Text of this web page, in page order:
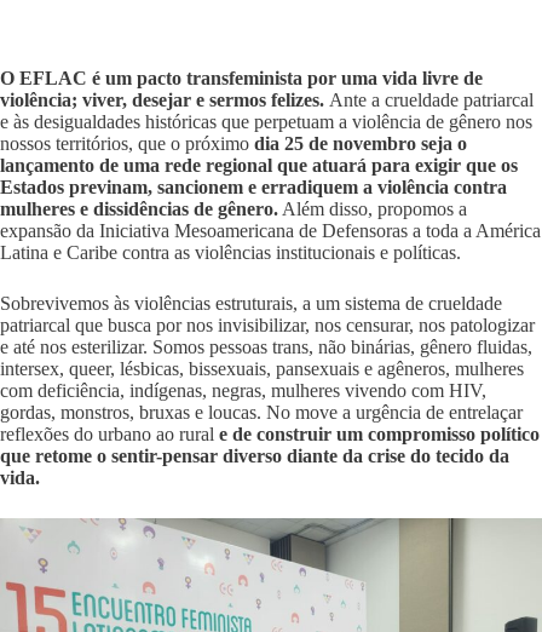
O EFLAC é um pacto transfeminista por uma vida livre de
violência; viver, desejar e sermos felizes. Ante a crueldade patriarcal
e às desigualdades históricas que perpetuam a violência de gênero nos
nossos territórios, que o próximo dia 25 de novembro seja o
lançamento de uma rede regional que atuará para exigir que os
Estados previnam, sancionem e erradiquem a violência contra
mulheres e dissidências de gênero. Além disso, propomos a
expansão da Iniciativa Mesoamericana de Defensoras a toda a América
Latina e Caribe contra as violências institucionais e políticas.
Sobrevivemos às violências estruturais, a um sistema de crueldade
patriarcal que busca por nos invisibilizar, nos censurar, nos patologizar
e até nos esterilizar. Somos pessoas trans, não binárias, gênero fluidas,
intersex, queer, lésbicas, bissexuais, pansexuais e agêneros, mulheres
com deficiência, indígenas, negras, mulheres vivendo com HIV,
gordas, monstros, bruxas e loucas. No move a urgência de entrelaçar
reflexões do urbano ao rural e de construir um compromisso político
que retome o sentir-pensar diverso diante da crise do tecido da
vida.